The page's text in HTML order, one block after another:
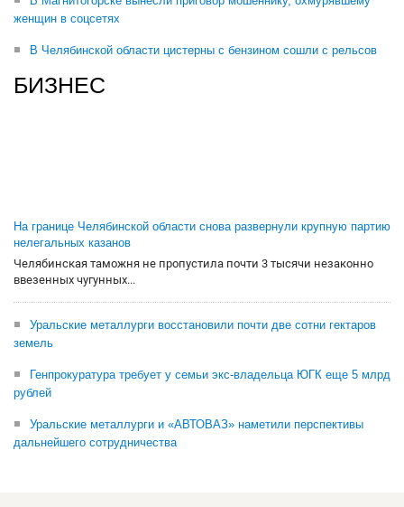
женщин в соцсетях
В Челябинской области цистерны с бензином сошли с рельсов
БИЗНЕС
На границе Челябинской области снова развернули крупную партию
нелегальных казанов
Челябинская таможня не пропустила почти 3 тысячи незаконно
ввезенных чугунных...
Уральские металлурги восстановили почти две сотни гектаров
земель
Генпрокуратура требует у семьи экс-владельца ЮГК еще 5 млрд
рублей
Уральские металлурги и «АВТОВАЗ» наметили перспективы
дальнейшего сотрудничества